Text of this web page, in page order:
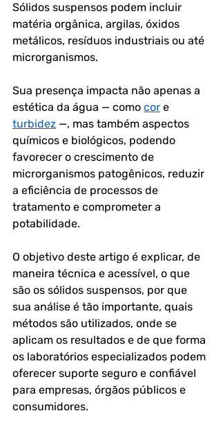
Sólidos suspensos podem incluir
matéria orgânica, argilas, óxidos
metálicos, resíduos industriais ou até
microrganismos.
Sua presença impacta não apenas a
estética da água — como cor e
turbidez —, mas também aspectos
químicos e biológicos, podendo
favorecer o crescimento de
microrganismos patogênicos, reduzir
a eficiência de processos de
tratamento e comprometer a
potabilidade.
O objetivo deste artigo é explicar, de
maneira técnica e acessível, o que
são os sólidos suspensos, por que
sua análise é tão importante, quais
métodos são utilizados, onde se
aplicam os resultados e de que forma
os laboratórios especializados podem
oferecer suporte seguro e confiável
para empresas, órgãos públicos e
consumidores.